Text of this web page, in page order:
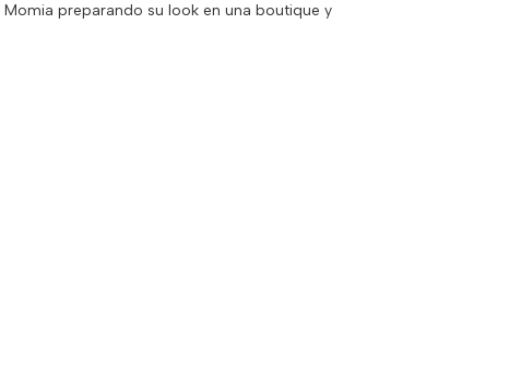
preparando su look en una boutique y